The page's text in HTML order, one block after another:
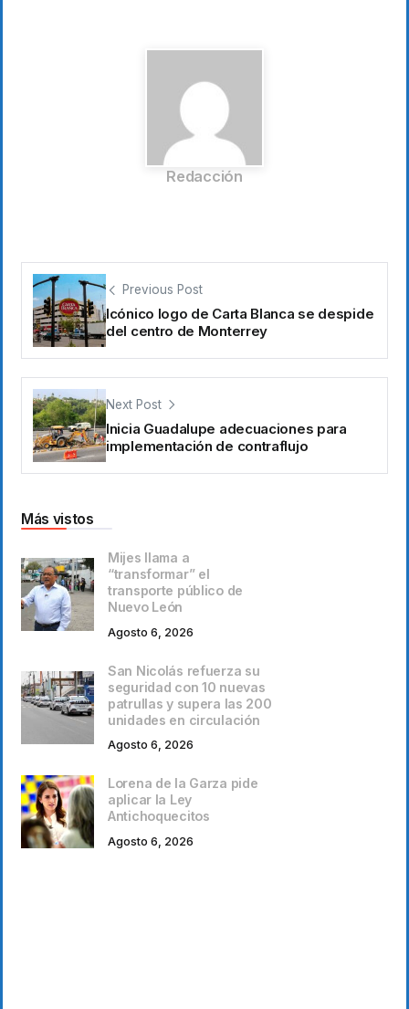
Redacción
Previous Post
Icónico logo de Carta Blanca se despide
del centro de Monterrey
Next Post
Inicia Guadalupe adecuaciones para
implementación de contraflujo
Más vistos
Mijes llama a
“transformar” el
transporte público de
Nuevo León
Agosto 6, 2026
San Nicolás refuerza su
seguridad con 10 nuevas
patrullas y supera las 200
unidades en circulación
Agosto 6, 2026
Lorena de la Garza pide
aplicar la Ley
Antichoquecitos
Agosto 6, 2026